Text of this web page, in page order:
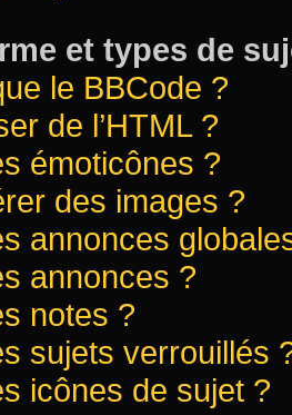
et types de
le BBCode ?
de l’HTML ?
émoticônes ?
des images ?
annonces
annonces ?
notes ?
sujets verrouillés
icônes de sujet ?